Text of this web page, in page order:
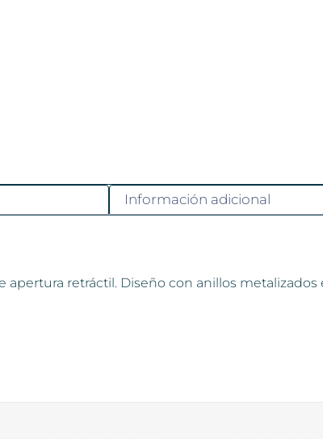
Información adicional
retráctil. Diseño con anillos metalizados